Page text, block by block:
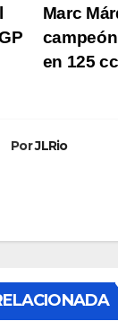
Marc
en 125 cc
PorJLRio